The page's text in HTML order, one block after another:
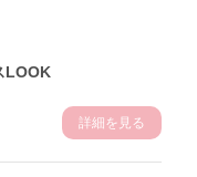
LOOK
詳細を見る